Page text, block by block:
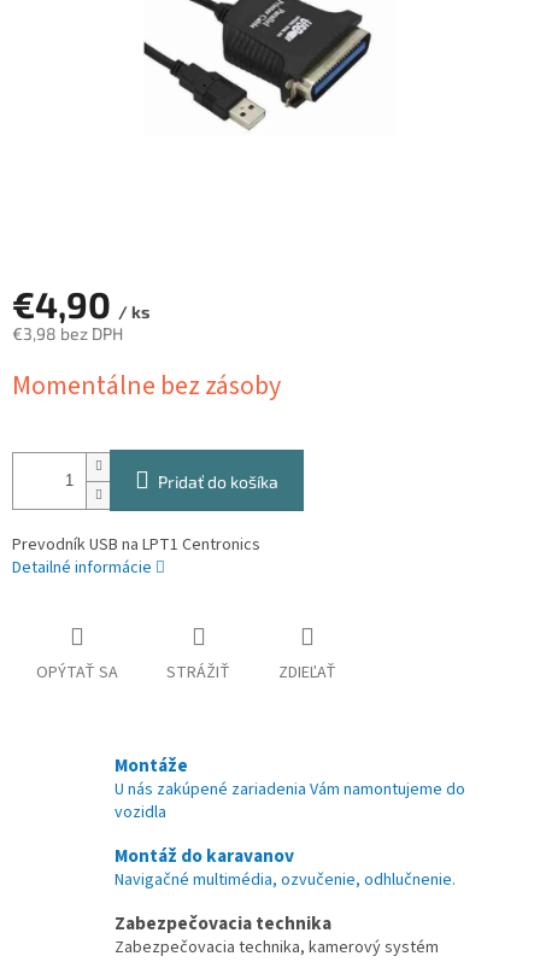
€4,90 / ks
€3,98 bez DPH
cena:
Momentálne bez zásoby
Pridať do košíka
Prevodník USB na LPT1 Centronics
Detailné informácie
OPÝTAŤ SA STRÁŽIŤ ZDIEĽAŤ
Montáže
U nás zakúpené zariadenia Vám namontujeme do
vozidla
Montáž do karavanov
Navigačné multimédia, ozvučenie, odhlučnenie.
Zabezpečovacia technika
Zabezpečovacia technika, kamerový systém